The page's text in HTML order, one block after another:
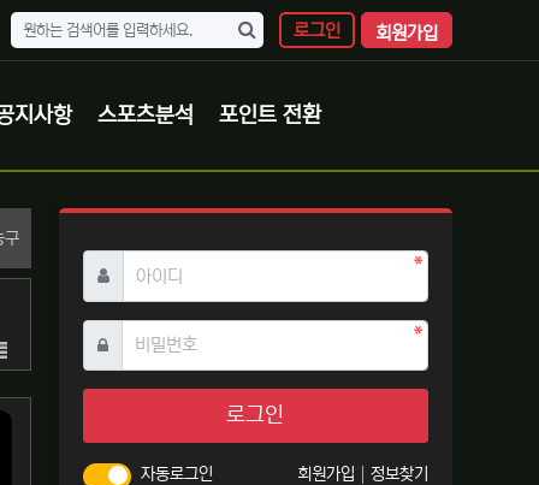
로그인 회원가입
지사항 스포츠분석 포인트 전환
구분류
목록
아이디 필수
비밀번호필수
로그인
자동로그인 회원가입 정보찾기